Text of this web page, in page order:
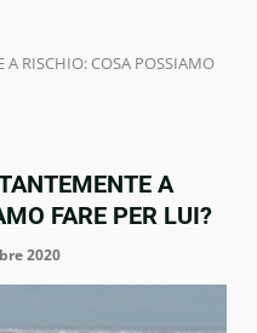
A RISCHIO: COSA POSSIAMO
A
FARE PER LUI?
2020